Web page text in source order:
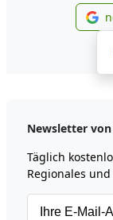
Newsletter
Täglich
Regionales